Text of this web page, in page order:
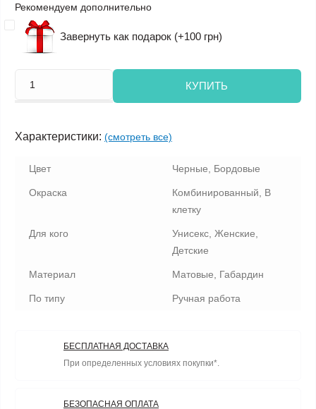
Рекомендуем дополнительно
Завернуть как подарок (+100 грн)
КУПИТЬ
Характеристики: (смотреть все)
Цвет Черные, Бордовые
Окраска
Комбинированный, В
клетку
Для кого
Унисекс, Женские,
Детские
Материал Матовые, Габардин
По типу Ручная работа
БЕСПЛАТНАЯ ДОСТАВКА
При определенных условиях покупки*.
БЕЗОПАСНАЯ ОПЛАТА